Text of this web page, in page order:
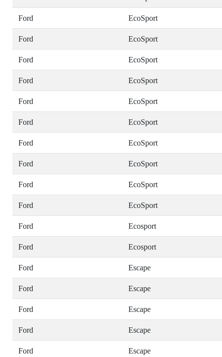
Ford EcoSport
Ford EcoSport
Ford EcoSport
Ford EcoSport
Ford EcoSport
Ford EcoSport
Ford EcoSport
Ford EcoSport
Ford EcoSport
Ford EcoSport
Ford Ecosport
Ford Ecosport
Ford Escape
Ford Escape
Ford Escape
Ford Escape
Ford Escape